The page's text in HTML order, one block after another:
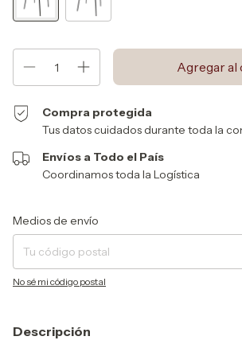
Compra protegida
Tus datos cuidados durante toda la
Envíos a Todo el País
Coordinamos toda la Logística
Entregas para el CP:
Medios de envío
No sé mi código postal
Descripción